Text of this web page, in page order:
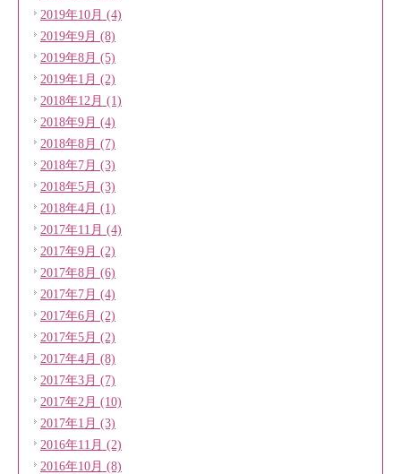
2019年10月 (4)
2019年9月 (8)
2019年8月 (5)
2019年1月 (2)
2018年12月 (1)
2018年9月 (4)
2018年8月 (7)
2018年7月 (3)
2018年5月 (3)
2018年4月 (1)
2017年11月 (4)
2017年9月 (2)
2017年8月 (6)
2017年7月 (4)
2017年6月 (2)
2017年5月 (2)
2017年4月 (8)
2017年3月 (7)
2017年2月 (10)
2017年1月 (3)
2016年11月 (2)
2016年10月 (8)